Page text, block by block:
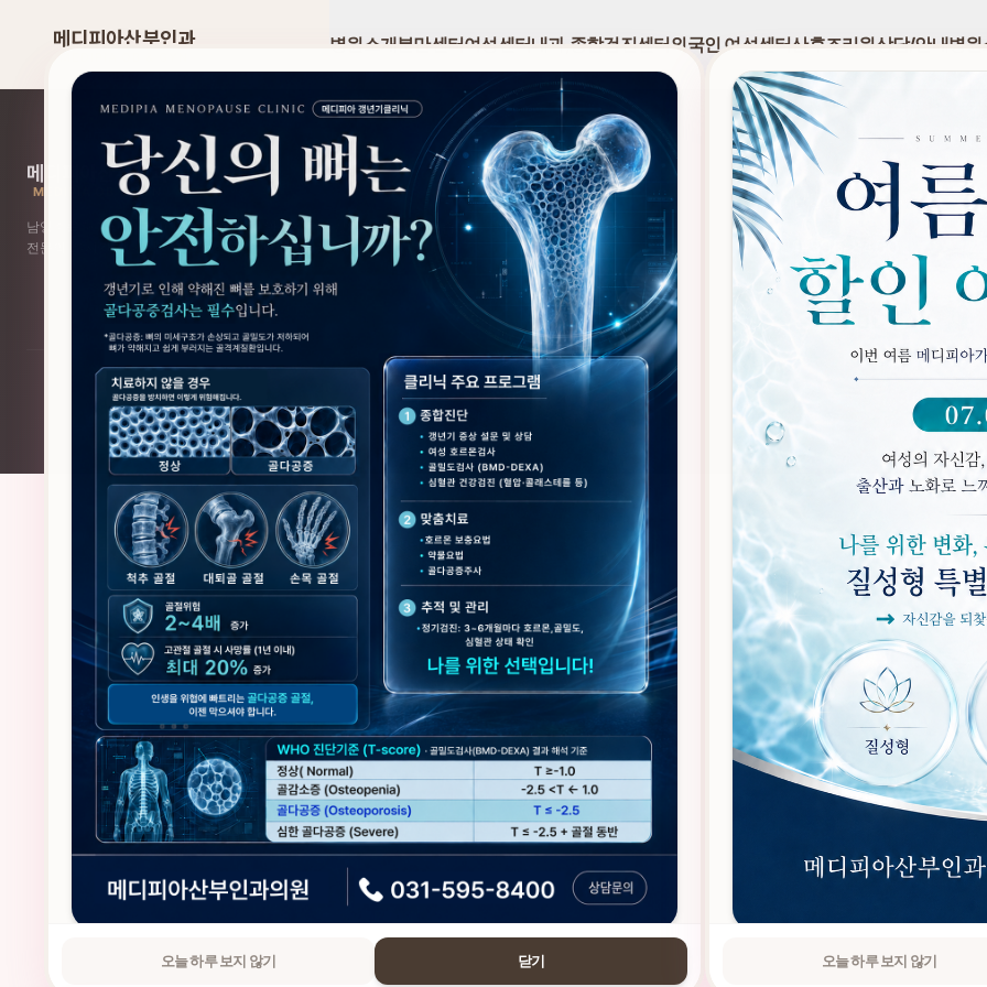
오늘 하루 보지 않기 닫기 오늘 하루 보지 않기
메디피아산부인과 병원소개분만센터여성센터내과,종합검진센터외국인 여성센터산후조리원상담/안내병원
메디피아산부인과
MEDIPIA OB & GYN
남양주를 대표하는 프리미엄 여성 건강의 안식처로서 끊임없이 정진하겠습니다. 산과
전문의 24시간 원내 상주로 안전한 출산과 여성 건강을 지킵니다.
CONTACT
경기도 남양주시 경춘로 1511 (호평동
031-595-8400
2026 메디피아산부인과